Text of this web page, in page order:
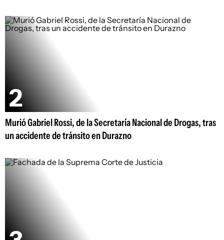
Murió Gabriel Rossi, de la Secretaría Nacional de Drogas, tras
un accidente de tránsito en Durazno